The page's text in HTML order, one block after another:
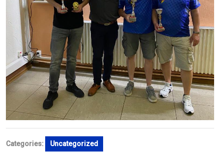
Categories: Uncategorized